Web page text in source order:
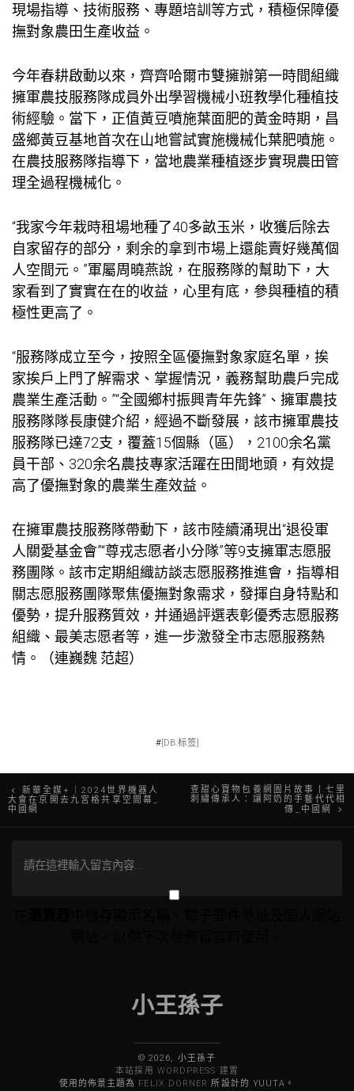
現場指導、技術服務、專題培訓等方式，積極保障優
撫對象農田生產收益。
今年春耕啟動以來，齊齊哈爾市雙擁辦第一時間組織
擁軍農技服務隊成員外出學習機械小班教學化種植技
術經驗。當下，正值黃豆噴施葉面肥的黃金時期，昌
盛鄉黃豆基地首次在山地嘗試實施機械化葉肥噴施。
在農技服務隊指導下，當地農業種植逐步實現農田管
理全過程機械化。
“我家今年栽時租場地種了40多畝玉米，收獲后除去
自家留存的部分，剩余的拿到市場上還能賣好幾萬個
人空間元。”軍屬周曉燕說，在服務隊的幫助下，大
家看到了實實在在的收益，心里有底，參與種植的積
極性更高了。
“服務隊成立至今，按照全區優撫對象家庭名單，挨
家挨戶上門了解需求、掌握情況，義務幫助農戶完成
農業生產活動。”“全國鄉村振興青年先鋒”、擁軍農技
服務隊隊長康健介紹，經過不斷發展，該市擁軍農技
服務隊已達72支，覆蓋15個縣（區），2100余名黨
員干部、320余名農技專家活躍在田間地頭，有效提
高了優撫對象的農業生產效益。
在擁軍農技服務隊帶動下，該市陸續涌現出“退役軍
人關愛基金會”“尊戎志愿者小分隊”等9支擁軍志愿服
務團隊。該市定期組織訪談志愿服務推進會，指導相
關志愿服務團隊聚焦優撫對象需求，發揮自身特點和
優勢，提升服務質效，并通過評選表彰優秀志愿服務
組織、最美志愿者等，進一步激發全市志愿服務熱
情。（連巍魏 范超）
#[DB:标签]
文
章
導
新華全媒+｜2024世界機器人
大會在京開去九宮格共享空間幕_
中國網
查甜心寶物包養網圖片故事丨七里
刺繡傳承人：讓阿奶的手藝代代相
傳_中國網
小王孫子
© 2026, 小王孫子
本站採用 WORDPRESS 建置
使用的佈景主題為
FELIX DORNER 所設計的 YUUTA。